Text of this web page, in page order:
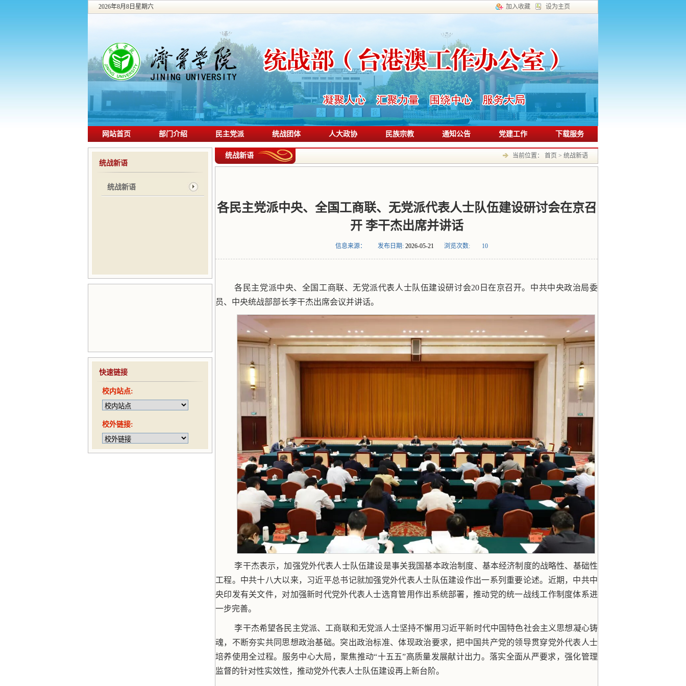
2026年8月8日星期六 加入收藏 设为主页
网站首页 部门介绍 民主党派 统战团体 人大政协 民族宗教 通知公告 党建工作 下载服务
统战新语
统战新语
快速链接
校内站点:
校外链接:
当前位置： 首页 > 统战新语
统战新语
各民主党派中央、全国工商联、无党派代表人士队伍建设研讨会在京召
开 李干杰出席并讲话
信息来源： 发布日期: 2026-05-21 浏览次数: 10
各民主党派中央、全国工商联、无党派代表人士队伍建设研讨会20日在京召开。中共中央政治局委
员、中央统战部部长李干杰出席会议并讲话。
李干杰表示，加强党外代表人士队伍建设是事关我国基本政治制度、基本经济制度的战略性、基础性
工程。中共十八大以来，习近平总书记就加强党外代表人士队伍建设作出一系列重要论述。近期，中共中
央印发有关文件，对加强新时代党外代表人士选育管用作出系统部署，推动党的统一战线工作制度体系进
一步完善。
李干杰希望各民主党派、工商联和无党派人士坚持不懈用习近平新时代中国特色社会主义思想凝心铸
魂，不断夯实共同思想政治基础。突出政治标准、体现政治要求，把中国共产党的领导贯穿党外代表人士
培养使用全过程。服务中心大局，聚焦推动“十五五”高质量发展献计出力。落实全面从严要求，强化管理
监督的针对性实效性，推动党外代表人士队伍建设再上新台阶。